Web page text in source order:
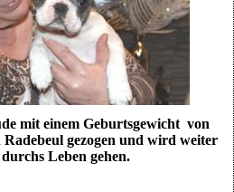
mit einem Geburtsgewicht von
gezogen und wird weiter
Leben gehen.